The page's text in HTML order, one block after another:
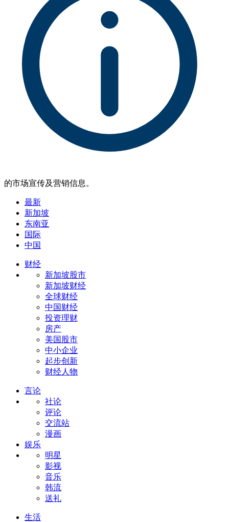
的市场宣传及营销信息。
最新
新加坡
东南亚
国际
中国
财经
新加坡股市
新加坡财经
全球财经
中国财经
投资理财
房产
美国股市
中小企业
起步创新
财经人物
言论
社论
评论
交流站
漫画
娱乐
明星
影视
音乐
韩流
送礼
生活